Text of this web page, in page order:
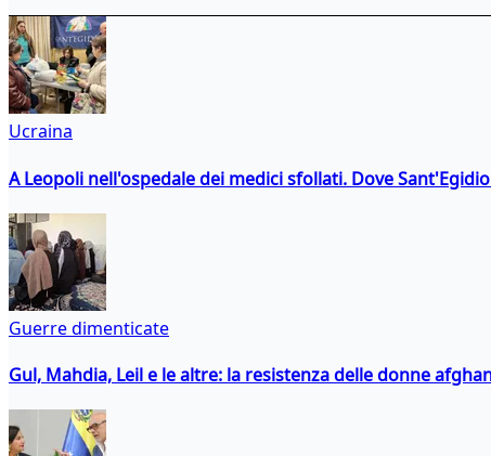
Ucraina
A Leopoli nell'ospedale dei medici sfollati. Dove
Guerre dimenticate
Gul, Mahdia, Leil e le altre: la resistenza delle donne